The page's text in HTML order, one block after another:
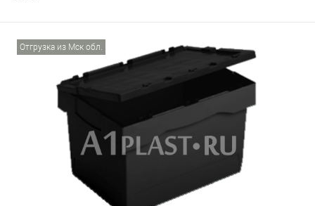
Отгрузка из Мск обл.